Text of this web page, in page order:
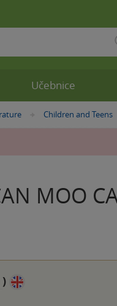
»
Children and Teens
MOO
)
Učebnice